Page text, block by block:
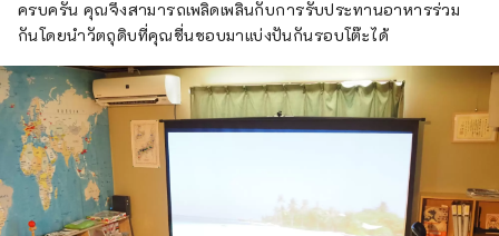
ครบครัน คุณจึงสามารถเพลิดเพลินกับการรับประทานอาหารร่วม
กันโดยนำวัตถุดิบที่คุณชื่นชอบมาแบ่งปันกันรอบโต๊ะได้